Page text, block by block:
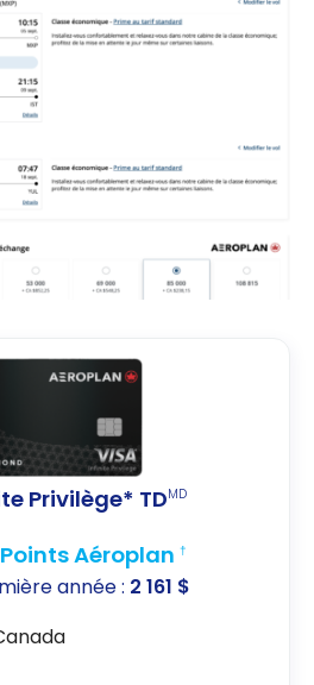
Privilège* TDMD
Aéroplan †
année : 2 161 $